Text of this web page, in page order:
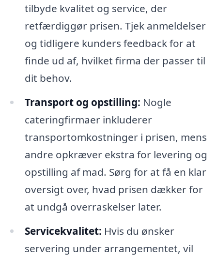
tilbyde kvalitet og service, der
retfærdiggør prisen. Tjek anmeldelser
og tidligere kunders feedback for at
finde ud af, hvilket firma der passer til
dit behov.
Transport og opstilling: Nogle
cateringfirmaer inkluderer
transportomkostninger i prisen, mens
andre opkræver ekstra for levering og
opstilling af mad. Sørg for at få en klar
oversigt over, hvad prisen dækker for
at undgå overraskelser later.
Servicekvalitet: Hvis du ønsker
servering under arrangementet, vil